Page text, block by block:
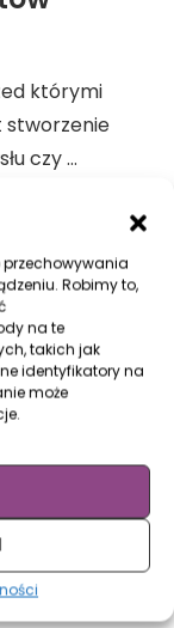
Robimy to,
na te
takich jak
identyfikatory na
może
którymi
stworzenie
czy …